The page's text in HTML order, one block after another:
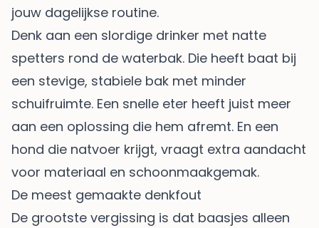
jouw dagelijkse routine.
Denk aan een slordige drinker met natte
spetters rond de waterbak. Die heeft baat bij
een stevige, stabiele bak met minder
schuifruimte. Een snelle eter heeft juist meer
aan een oplossing die hem afremt. En een
hond die natvoer krijgt, vraagt extra aandacht
voor materiaal en schoonmaakgemak.
De meest gemaakte denkfout
De grootste vergissing is dat baasjes alleen